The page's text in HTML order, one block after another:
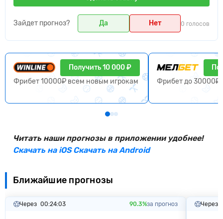
Зайдет прогноз? Да Нет 0 голосов
Получить 10 000 ₽
Фрибет 10000₽ всем новым игрокам
Фрибет до 30000₽
Читать наши прогнозы в приложении удобнее!
Скачать на iOSСкачать на Android
Ближайшие прогнозы
Через 00:24:02 90.3%за прогноз Через